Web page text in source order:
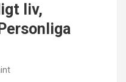
liv,